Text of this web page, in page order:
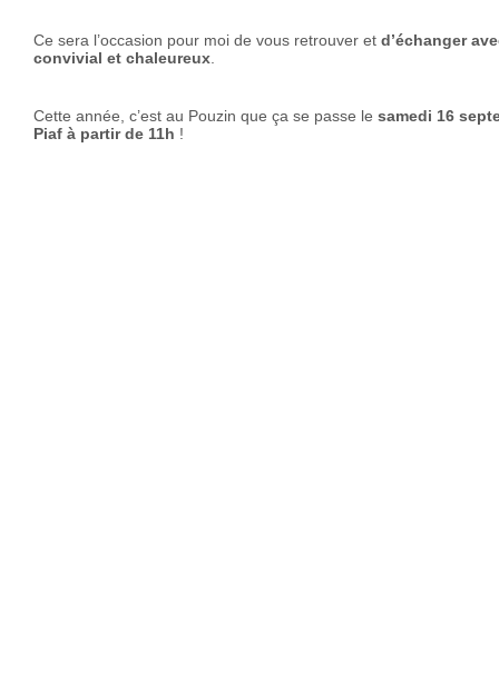
Ce sera l’occasion pour moi de vous retrouver et d’échanger
convivial et chaleureux
Cette année, c’est au Pouzin que ça se passe le samedi 16
Piaf à partir de 11h !